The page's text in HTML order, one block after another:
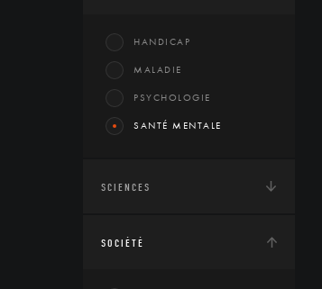
HANDICAP
MALADIE
PSYCHOLOGIE
SANTÉ MENTALE
SCIENCES
SOCIÉTÉ